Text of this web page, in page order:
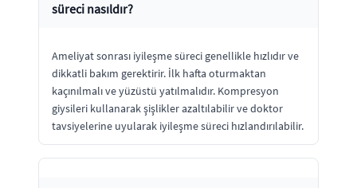
süreci nasıldır?
Ameliyat sonrası iyileşme süreci genellikle hızlıdır ve
dikkatli bakım gerektirir. İlk hafta oturmaktan
kaçınılmalı ve yüzüstü yatılmalıdır. Kompresyon
giysileri kullanarak şişlikler azaltılabilir ve doktor
tavsiyelerine uyularak iyileşme süreci hızlandırılabilir.